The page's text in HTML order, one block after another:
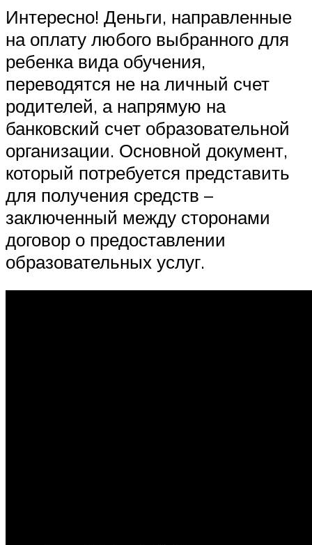
Интересно! Деньги, направленные
на оплату любого выбранного для
ребенка вида обучения,
переводятся не на личный счет
родителей, а напрямую на
банковский счет образовательной
организации. Основной документ,
который потребуется представить
для получения средств –
заключенный между сторонами
договор о предоставлении
образовательных услуг.